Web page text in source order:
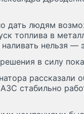
дать людям
топлива в
нельзя
в силу
рассказали
стабильно